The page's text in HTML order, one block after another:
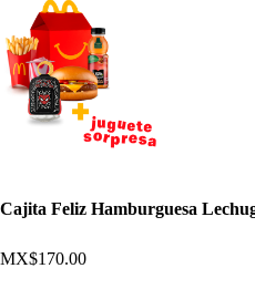
Cajita Feliz Hamburguesa
MX$170.00